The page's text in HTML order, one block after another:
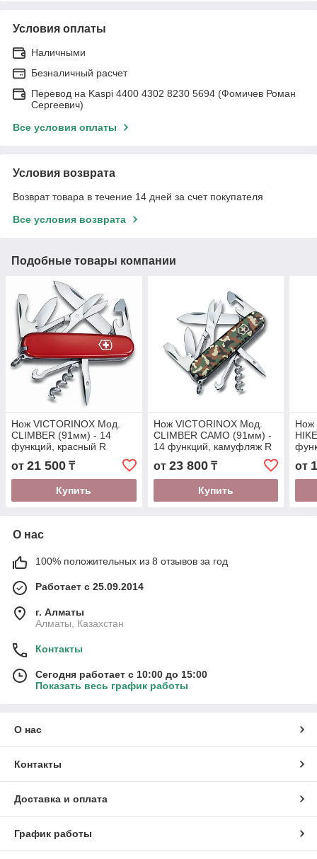
Условия оплаты
Наличными
Безналичный расчет
Перевод на Kaspi 4400 4302 8230 5694 (Фомичев Роман
Сергеевич)
Все условия оплаты
Условия возврата
Возврат товара в течение 14 дней за счет покупателя
Все условия возврата
Подобные товары компании
Нож VICTORINOX Мод.
CLIMBER (91мм) - 14
функций, красный R
от 21 500 ₸
Купить
Нож VICTORINOX Мод.
CLIMBER CAMO (91мм) -
14 функций, камуфляж R
от 23 800₸
Купить
Нож
от
О нас
100% положительных из 8 отзывов за год
Работает с 25.09.2014
г. Алматы
Алматы, Казахстан
Контакты
Сегодня работает с 10:00 до 15:00
Показать весь график работы
О нас
Контакты
Доставка и оплата
График работы